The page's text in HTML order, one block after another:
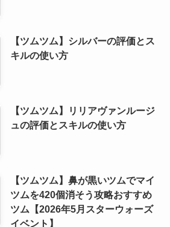
【ツムツム】シルバーの評価とス
キルの使い方
【ツムツム】リリアヴァンルージ
ュの評価とスキルの使い方
【ツムツム】鼻が黒いツムでマイ
ツムを420個消そう攻略おすすめ
ツム【2026年5月スターウォーズ
イベント】